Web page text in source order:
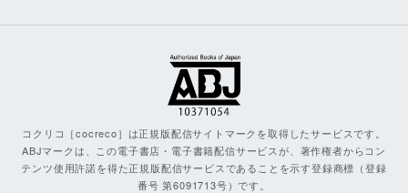
コクリコ［cocreco］は正規版配信サイトマークを取得したサービスです。
ABJマークは、この電子書店・電子書籍配信サービスが、著作権者からコン
テンツ使用許諾を得た正規版配信サービスであることを示す登録商標（登録
番号 第6091713号）です。